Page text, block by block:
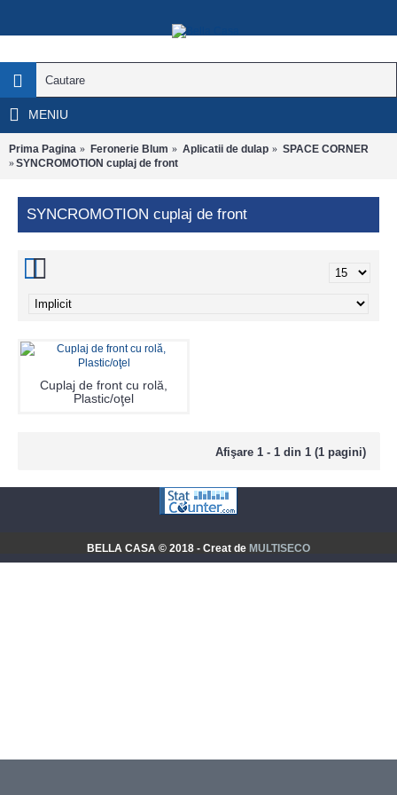
MENIU
Prima Pagina Feronerie Blum Aplicatii de dulap
SPACE CORNER
SYNCROMOTION cuplaj de front
SYNCROMOTION cuplaj de front
Cuplaj de front cu rolă,
Plastic/oţel
Afişare 1 - 1 din 1 (1 pagini)
BELLA CASA © 2018 - Creat de MULTISECO